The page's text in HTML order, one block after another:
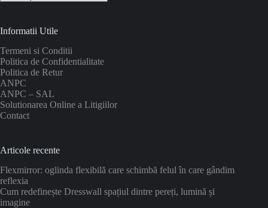
Informatii Utile
Termeni si Conditii
Politica de Confidentialitate
Politica de Retur
ANPC
ANPC – SAL
Solutionarea Online a Litigiilor
Contact
Articole recente
Flexmirror: oglinda flexibilă care schimbă felul în care gândim
reflexia
Cum redefinește Dresswall spațiul dintre pereți, lumină și
imagine